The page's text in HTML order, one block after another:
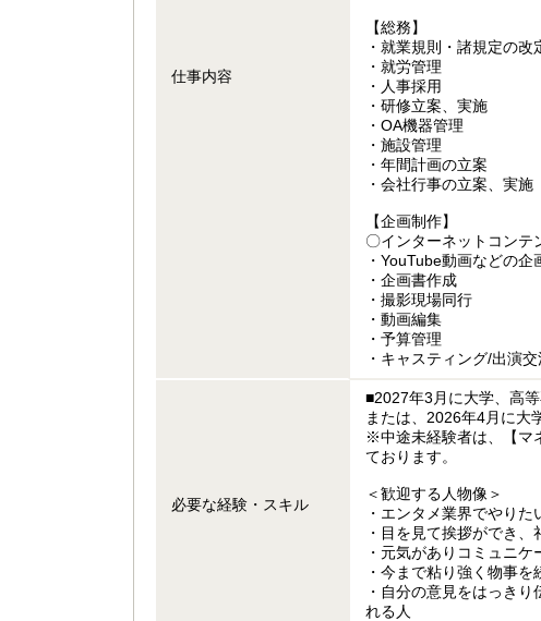
仕事内容
【総務】
・就業規則・諸規定の改
・就労管理
・人事採用
・研修立案、実施
・OA機器管理
・施設管理
・年間計画の立案
・会社行事の立案、実
【企画制作】
〇インターネットコンテ
・YouTube動画などの企
・企画書作成
・撮影現場同行
・動画編集
・予算管理
・キャスティング/出演
必要な経験・スキル
■2027年3月に大学、高
または、2026年4月に大
※中途未経験者は、【マ
ております。
＜歓迎する人物像＞
・エンタメ業界でやり
・目を見て挨拶ができ
・元気がありコミュニ
・今まで粘り強く物事
・自分の意見をはっき
れる人